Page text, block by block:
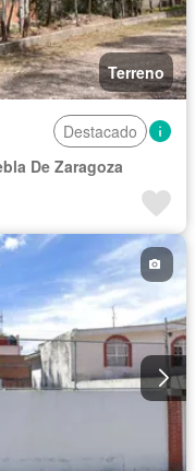
Terreno
Destacado
De Zaragoza